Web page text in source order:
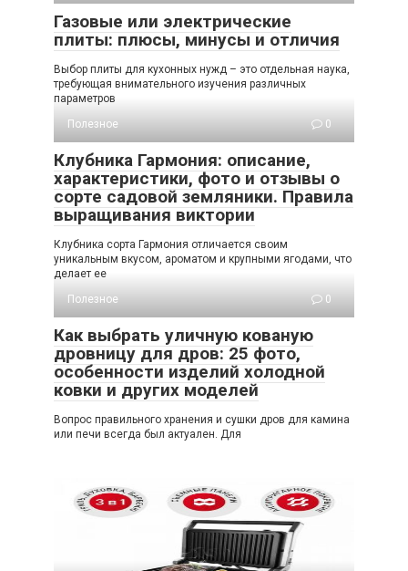
Газовые или электрические
плиты: плюсы, минусы и отличия
Выбор плиты для кухонных нужд – это отдельная наука,
требующая внимательного изучения различных
параметров
Полезное
0
Клубника Гармония: описание,
характеристики, фото и отзывы о
сорте садовой земляники. Правила
выращивания виктории
Клубника сорта Гармония отличается своим
уникальным вкусом, ароматом и крупными ягодами, что
делает ее
Полезное
0
Как выбрать уличную кованую
дровницу для дров: 25 фото,
особенности изделий холодной
ковки и других моделей
Вопрос правильного хранения и сушки дров для камина
или печи всегда был актуален. Для